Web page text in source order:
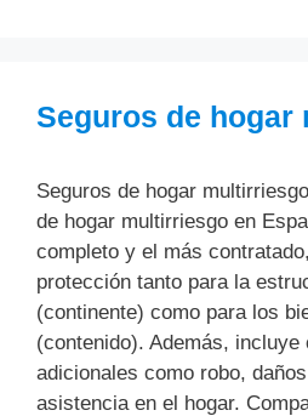
Seguros de hogar
Seguros de hogar
de hogar multirriesgo en
completo y el más
protección tanto para la
(continente) como para los
(contenido). Además, incluye
adicionales como robo,
asistencia en el hogar.